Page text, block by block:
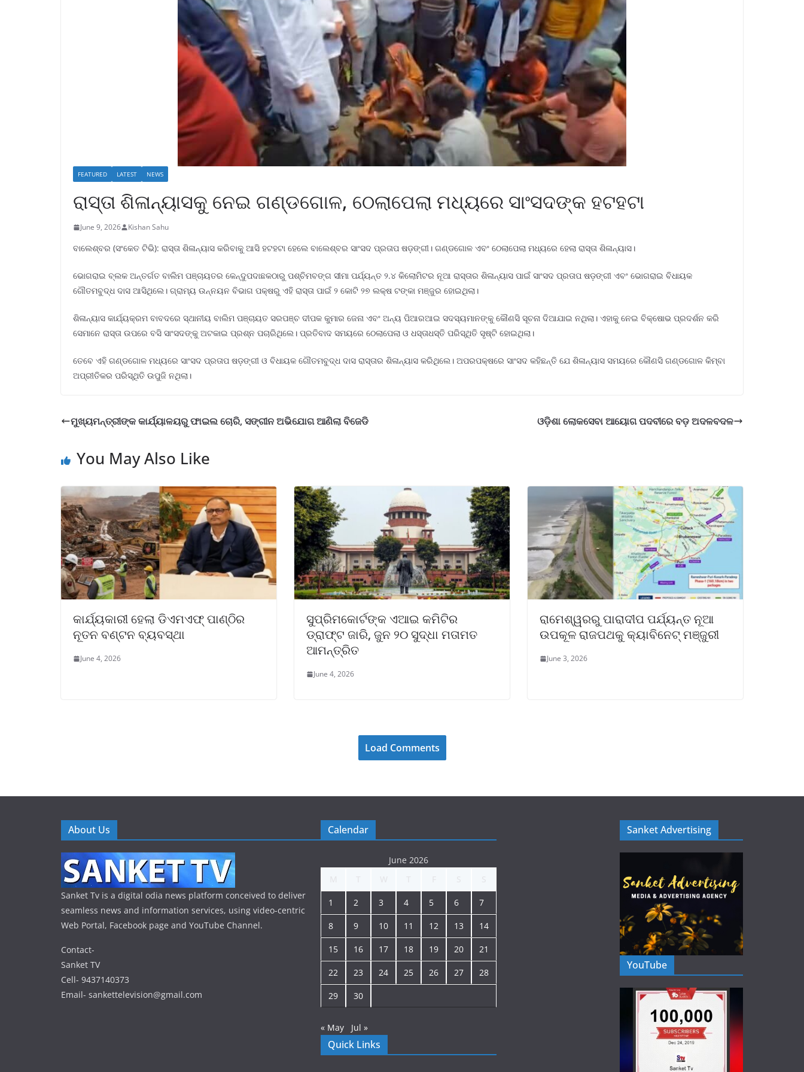
FEATURED LATEST NEWS
ରାସ୍ତା ଶିଳାନ୍ୟାସକୁ ନେଇ ଗଣ୍ଡଗୋଳ, ଠେଲାପେଲା ମଧ୍ୟରେ ସାଂସଦଙ୍କ ହଟହଟା
June 9, 2026 Kishan Sahu
ବାଲେଶ୍ବର (ସଂକେତ ଟିଭି): ରାସ୍ତା ଶିଳାନ୍ୟାସ କରିବାକୁ ଆସି ହଟହଟା ହେଲେ ବାଲେଶ୍ବର ସାଂସଦ ପ୍ରତାପ ଷଡ଼ଙ୍ଗୀ। ଗଣ୍ଡଗୋଳ ଏବଂ ଠେଲାପେଲା ମଧ୍ୟରେ ହେଲା ରାସ୍ତା ଶିଳାନ୍ୟାସ।
ଭୋଗରାଇ ବ୍ଲକ ଅନ୍ତର୍ଗତ ବାଲିମ ପଞ୍ଚାୟତର କେନ୍ଦୁପଦାଛକଠାରୁ ପଶ୍ଚିମବଙ୍ଗ ସୀମା ପର୍ଯ୍ୟନ୍ତ ୨.୪ କିଲୋମିଟର ନୂଆ ରାସ୍ତାର ଶିଳାନ୍ୟାସ ପାଇଁ ସାଂସଦ ପ୍ରତାପ ଷଡ଼ଙ୍ଗୀ ଏବଂ ଭୋଗରାଇ ବିଧାୟକ
ଗୌତମବୁଦ୍ଧ ଦାସ ଆସିଥିଲେ। ଗ୍ରାମ୍ୟ ଉନ୍ନୟନ ବିଭାଗ ପକ୍ଷରୁ ଏହି ରାସ୍ତା ପାଇଁ ୨ କୋଟି ୨୭ ଲକ୍ଷ ଟଙ୍କା ମଞ୍ଜୁର ହୋଇଥିଲା।
ଶିଳାନ୍ୟାସ କାର୍ଯ୍ୟକ୍ରମ ବାବଦରେ ସ୍ଥାନୀୟ ବାଲିମ ପଞ୍ଚାୟତ ସରପଞ୍ଚ ଦୀପକ କୁମାର ଜେନା ଏବଂ ଅନ୍ୟ ପିଆରଆଇ ସଦସ୍ୟମାନଙ୍କୁ କୌଣସି ସୂଚନା ଦିଆଯାଇ ନଥିଲା। ଏହାକୁ ନେଇ ବିକ୍ଷୋଭ ପ୍ରଦର୍ଶନ କରି
ସେମାନେ ରାସ୍ତା ଉପରେ ବସି ସାଂସଦଙ୍କୁ ଅଟକାଇ ପ୍ରଶ୍ନ ପଚାରିଥିଲେ। ପ୍ରତିବାଦ ସମୟରେ ଠେଲାପେଲା ଓ ଧସ୍ତାଧସ୍ତି ପରିସ୍ଥିତି ସୃଷ୍ଟି ହୋଇଥିଲା।
ତେବେ ଏହି ଗଣ୍ଡଗୋଳ ମଧ୍ୟରେ ସାଂସଦ ପ୍ରତାପ ଷଡ଼ଙ୍ଗୀ ଓ ବିଧାୟକ ଗୌତମବୁଦ୍ଧ ଦାସ ରାସ୍ତାର ଶିଳାନ୍ୟାସ କରିଥିଲେ। ଅପରପକ୍ଷରେ ସାଂସଦ କହିଛନ୍ତି ଯେ ଶିଳାନ୍ୟାସ ସମୟରେ କୌଣସି ଗଣ୍ଡଗୋଳ କିମ୍ବା
ଅପ୍ରୀତିକର ପରିସ୍ଥିତି ଉପୁଜି ନଥିଲା।
ମୁଖ୍ୟମନ୍ତ୍ରୀଙ୍କ କାର୍ଯ୍ୟାଳୟରୁ ଫାଇଲ ଚୋରି, ସଙ୍ଗୀନ ଅଭିଯୋଗ ଆଣିଲା ବିଜେଡି ଓଡ଼ିଶା ଲୋକସେବା ଆୟୋଗ ପଦବୀରେ ବଡ଼ ଅଦଳବଦଳ
You May Also Like
କାର୍ଯ୍ୟକାରୀ ହେଲା ଡିଏମଏଫ୍ ପାଣ୍ଠିର
ନୂତନ ବଣ୍ଟନ ବ୍ୟବସ୍ଥା
June 4, 2026
ସୁପ୍ରିମକୋର୍ଟଙ୍କ ଏଆଇ କମିଟିର
ଡ୍ରାଫ୍ଟ ଜାରି, ଜୁନ ୨୦ ସୁଦ୍ଧା ମତାମତ
ଆମନ୍ତ୍ରିତ
June 4, 2026
ରାମେଶ୍ୱରରୁ ପାରାଦୀପ ପର୍ଯ୍ୟନ୍ତ ନୂଆ
ଉପକୂଳ ରାଜପଥକୁ କ୍ୟାବିନେଟ୍‌ ମଞ୍ଜୁରୀ
June 3, 2026
Load Comments
About Us
Sanket Tv is a digital odia news platform conceived to deliver
seamless news and information services, using video-centric
Web Portal, Facebook page and YouTube Channel.
Contact-
Sanket TV
Cell- 9437140373
Email- sankettelevision@gmail.com
Calendar
June 2026
1 2 3 4 5 6 7
8 9 10 11 12 13 14
15 16 17 18 19 20 21
22 23 24 25 26 27 28
29 30
« May Jul »
Quick Links
Sanket Advertising
YouTube